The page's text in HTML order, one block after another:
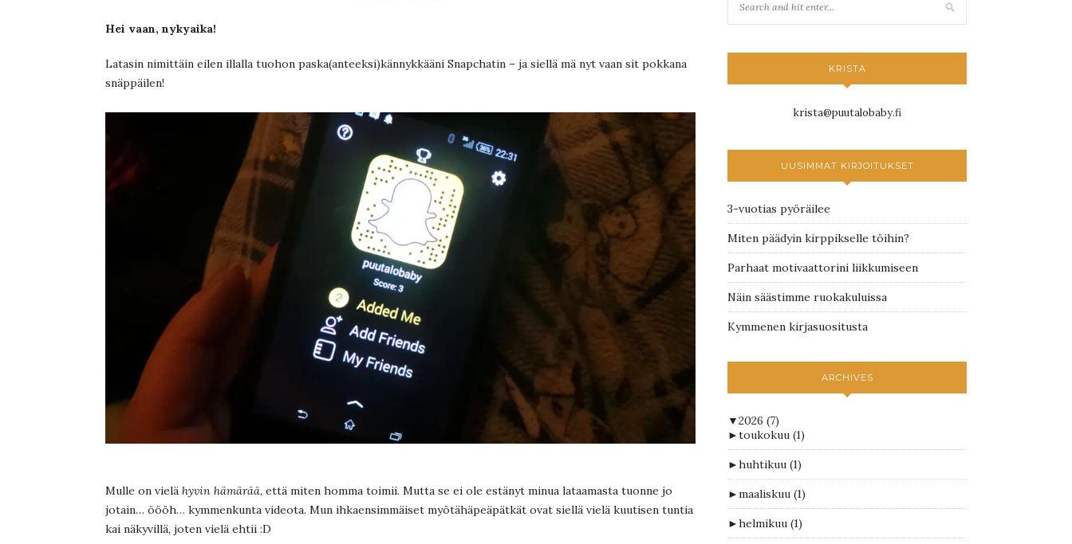
Hei vaan, nykyaika!
Latasin nimittäin eilen illalla tuohon paska(anteeksi)kännykkääni Snapchatin – ja siellä mä nyt vaan sit pokkana
snäppäilen!
Mulle on vielä hyvin hämärää, että miten homma toimii. Mutta se ei ole estänyt minua lataamasta tuonne jo
jotain… öööh… kymmenkunta videota. Mun ihkaensimmäiset myötähäpeäpätkät ovat siellä vielä kuutisen tuntia
kai näkyvillä, joten vielä ehtii :D
KRISTA
krista@puutalobaby.fi
UUSIMMAT KIRJOITUKSET
3-vuotias pyöräilee
Miten päädyin kirppikselle töihin?
Parhaat motivaattorini liikkumiseen
Näin säästimme ruokakuluissa
Kymmenen kirjasuositusta
ARCHIVES
▼2026 (7)
►toukokuu (1)
►huhtikuu (1)
►maaliskuu (1)
►helmikuu (1)